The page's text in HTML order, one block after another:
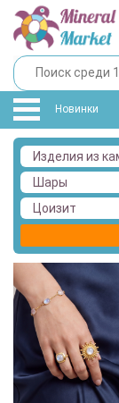
Новинки